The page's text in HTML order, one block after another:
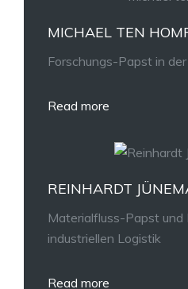
MICHAEL TEN
Forschungs-Papst in
Read more
REINHARDT
Materialfluss-Papst und
industriellen Logistik
Read more